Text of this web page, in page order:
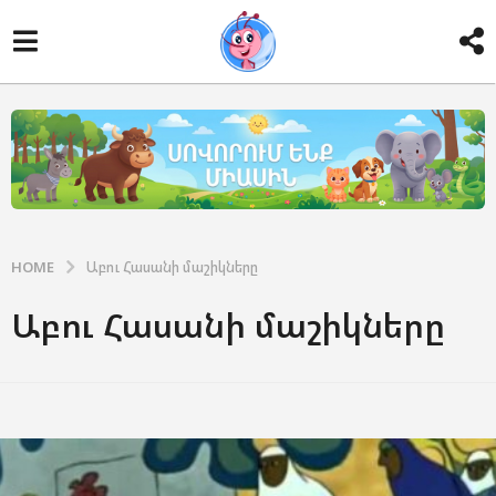
HOME Աբու Հասանի մաշիկները
Աբու Հասանի մաշիկները